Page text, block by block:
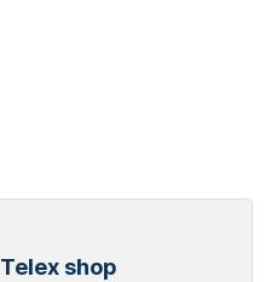
Telex shop